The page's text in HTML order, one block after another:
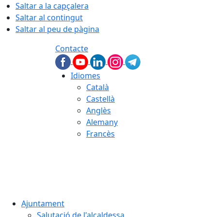
Saltar a la capçalera
Saltar al contingut
Saltar al peu de pàgina
Contacte
Idiomes
Català
Castellà
Anglès
Alemany
Francès
Ajuntament